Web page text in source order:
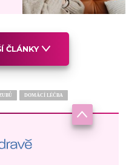
ČLÁNKY
DOMÁCÍ LÉČBA